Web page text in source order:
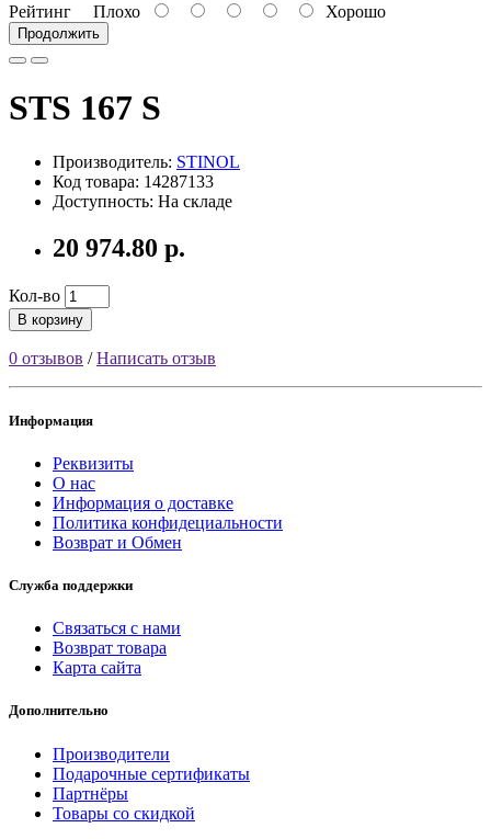
Рейтинг Плохо Хорошо
Продолжить
STS 167 S
Производитель: STINOL
Код товара: 14287133
Доступность: На складе
20 974.80 р.
Кол-во
В корзину
0 отзывов /Написать отзыв
Информация
Реквизиты
О нас
Информация о доставке
Политика конфидециальности
Возврат и Обмен
Служба поддержки
Связаться с нами
Возврат товара
Карта сайта
Дополнительно
Производители
Подарочные сертификаты
Партнёры
Товары со скидкой